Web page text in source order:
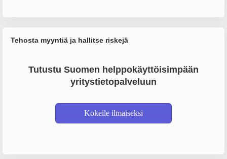
Tehosta myyntiä ja hallitse riskejä
Tutustu Suomen helppokäyttöisimpään
yritystietopalveluun
Kokeile ilmaiseksi